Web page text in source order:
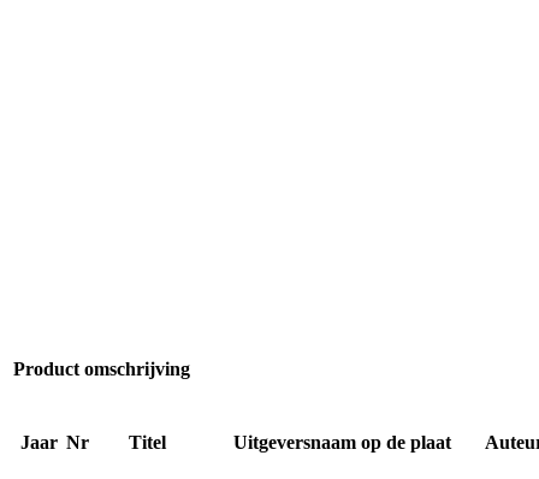
Product omschrijving
Jaar Nr Titel Uitgeversnaam op de plaat